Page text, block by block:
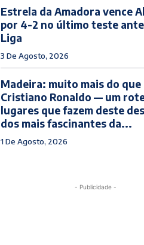
Estrela da Amadora vence
por 4-2 no último teste
Liga
3 De Agosto, 2026
Madeira: muito mais do que
Cristiano Ronaldo — um
lugares que fazem deste
dos mais fascinantes da...
1 De Agosto, 2026
- Publicidade -